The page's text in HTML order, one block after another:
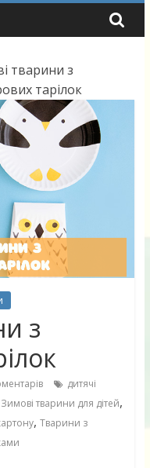
тварини з
тарілок
з
дитячі
Зимові тварини для дітей,
, Тварини з